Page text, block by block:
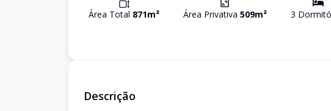
Área Total 871m² Área Privativa 509m² 3
Descrição